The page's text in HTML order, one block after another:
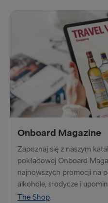
Belfast → Liverpool
Dublin → Holyhead
Harwich → Hoek van
Belfast → Cairnryan
Rosslare → Fishguard
Onboard Magazine
Zapoznaj się z naszym
pokładowej Onboard
najnowszych promocji na
alkohole, słodycze i
The Shop.